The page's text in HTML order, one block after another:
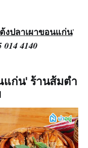
งปลาเผาขอนแก่น'
014 4140
ก่น' ร้านส้มตำ